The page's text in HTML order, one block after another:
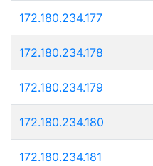
172.180.234.177
172.180.234.178
172.180.234.179
172.180.234.180
172.180.234.181